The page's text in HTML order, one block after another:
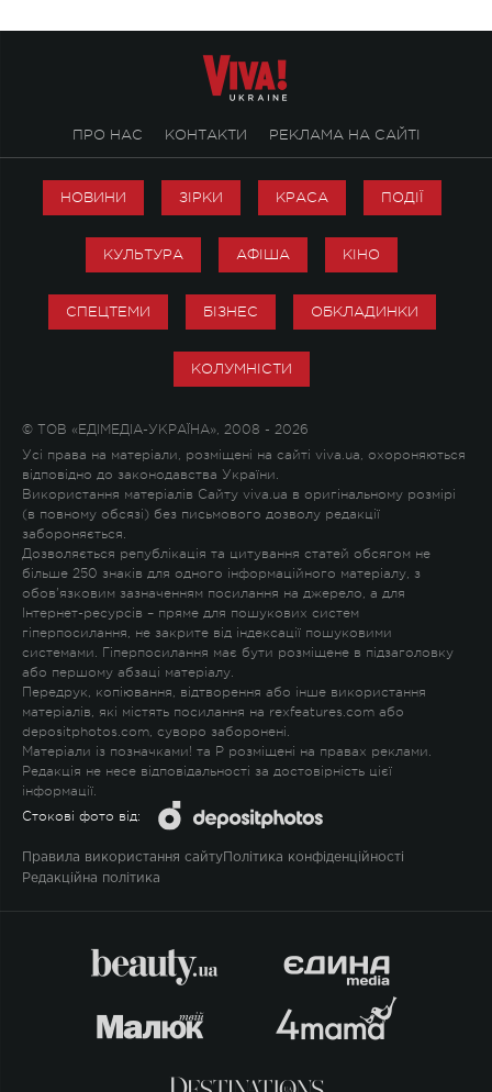
ПРО НАС КОНТАКТИ РЕКЛАМА НА САЙТІ
НОВИНИ ЗІРКИ КРАСА ПОДІЇ
КУЛЬТУРА АФІША КІНО
СПЕЦТЕМИ БІЗНЕС ОБКЛАДИНКИ
КОЛУМНІСТИ
© ТОВ «ЕДІМЕДІА-УКРАЇНА», 2008 - 2026
Усі права на матеріали, розміщені на сайті viva.ua, охороняються
відповідно до законодавства України.
Використання матеріалів Сайту viva.ua в оригінальному розмірі
(в повному обсязі) без письмового дозволу редакції
забороняється.
Дозволяється републікація та цитування статей обсягом не
більше 250 знаків для одного інформаційного матеріалу, з
обов'язковим зазначенням посилання на джерело, а для
Інтернет-ресурсів – пряме для пошукових систем
гіперпосилання, не закрите від індексації пошуковими
системами. Гіперпосилання має бути розміщене в підзаголовку
або першому абзаці матеріалу.
Передрук, копіювання, відтворення або інше використання
матеріалів, які містять посилання на rexfeatures.com або
depositphotos.com, суворо заборонені.
Матеріали із позначками! та P розміщені на правах реклами.
Редакція не несе відповідальності за достовірність цієї
інформації.
Стокові фото від:
Правила використання сайту Політика конфіденційності
Редакційна політика